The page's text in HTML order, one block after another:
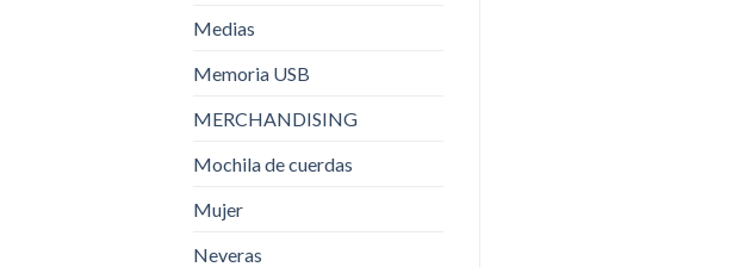
Medias
Memoria USB
MERCHANDISING
Mochila de cuerdas
Mujer
Neveras